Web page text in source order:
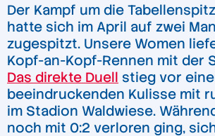
Der Kampf um die
hatte sich im April auf zwei
zugespitzt. Unsere Women
Kopf-an-Kopf-Rennen mit der
Das direkte Duell stieg vor
beeindruckenden Kulisse mit
im Stadion Waldwiese.
noch mit 0:2 verloren ging,